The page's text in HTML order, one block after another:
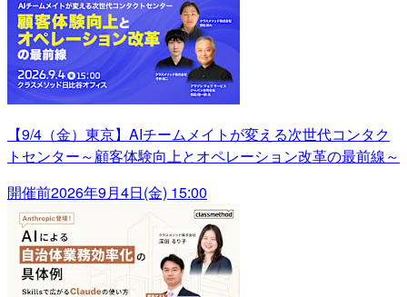
【9/4（金）東京】AIチームメイトが変える次世代コンタク
トセンター～顧客体験向上とオペレーション改革の最前線～
開催前2026年9月4日(金) 15:00